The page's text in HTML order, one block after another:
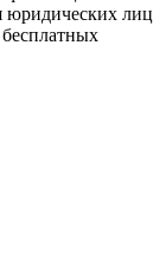
юридических лиц